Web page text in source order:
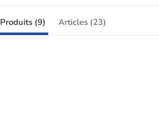
Produits (9) Articles (23)